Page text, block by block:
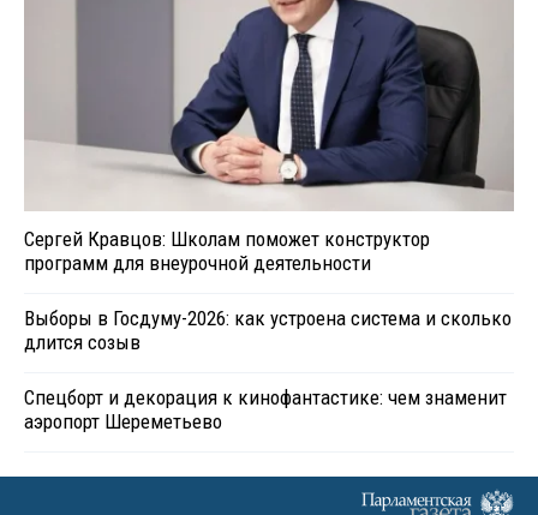
Сергей Кравцов: Школам поможет конструктор
программ для внеурочной деятельности
Выборы в Госдуму-2026: как устроена система и сколько
длится созыв
Спецборт и декорация к кинофантастике: чем знаменит
аэропорт Шереметьево